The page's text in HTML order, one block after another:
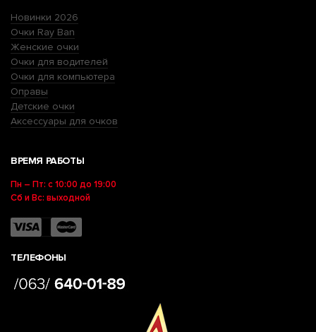
Новинки 2026
Очки Ray Ban
Женские очки
Очки для водителей
Очки для компьютера
Оправы
Детские очки
Аксессуары для очков
ВРЕМЯ РАБОТЫ
Пн – Пт: с 10:00 до 19:00
Сб и Вс: выходной
ТЕЛЕФОНЫ